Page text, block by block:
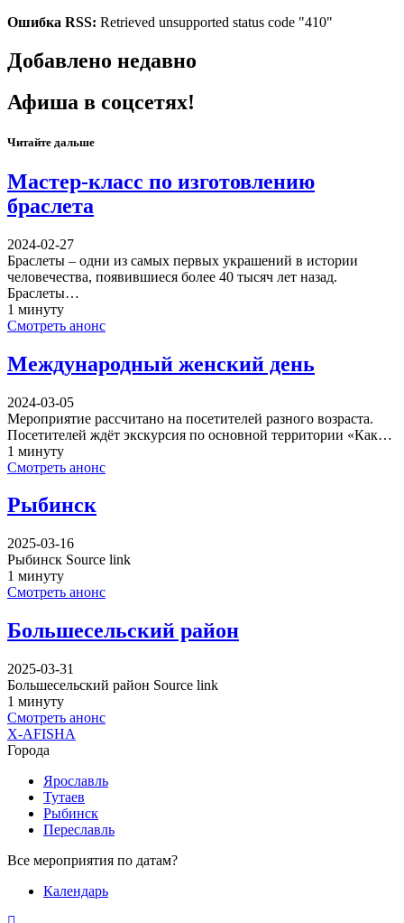
Ошибка RSS: Retrieved unsupported status code "410"
Добавлено недавно
Афиша в соцсетях!
Читайте дальше
Мастер-класс по изготовлению
браслета
2024-02-27
Браслеты – одни из самых первых украшений в истории
человечества, появившиеся более 40 тысяч лет назад.
Браслеты…
1 минуту
Смотреть анонс
Международный женский день
2024-03-05
Мероприятие рассчитано на посетителей разного возраста.
Посетителей ждёт экскурсия по основной территории «Как…
1 минуту
Смотреть анонс
Рыбинск
2025-03-16
Рыбинск Source link
1 минуту
Смотреть анонс
Большесельский район
2025-03-31
Большесельский район Source link
1 минуту
Смотреть анонс
X-AFISHA
Города
Ярославль
Тутаев
Рыбинск
Переславль
Все мероприятия по датам?
Календарь